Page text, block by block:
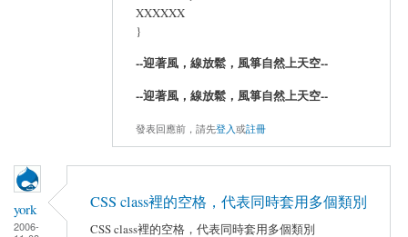
XXXXXX
}
--迎著風，線放鬆，風箏自然上天空--
--迎著風，線放鬆，風箏自然上天空--
發表回應前，請先登入或註冊
york
2006-
CSS class裡的空格，代表同時套用多個類別
CSS class裡的空格，代表同時套用多個類別